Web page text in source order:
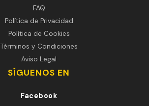
FAQ
Política de Privacidad
Política de Cookies
Términos y Condiciones
Aviso Legal
SÍGUENOS EN
Facebook